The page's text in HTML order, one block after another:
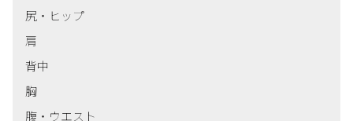
尻・ヒップ
肩
背中
胸
腹・ウエスト